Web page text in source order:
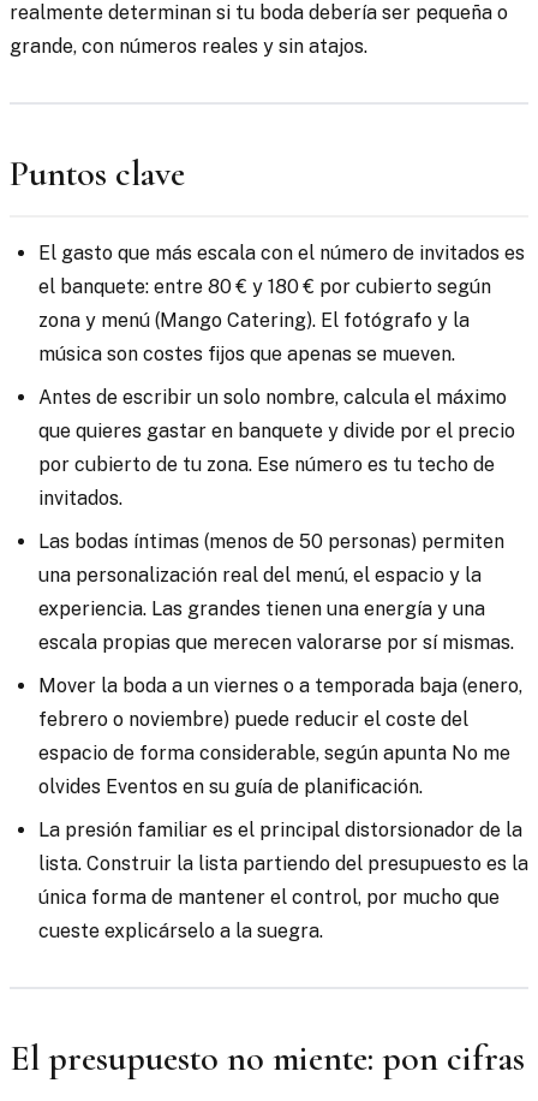
realmente determinan si tu boda debería ser pequeña o
grande, con números reales y sin atajos.
Puntos clave
El gasto que más escala con el número de invitados es
el banquete: entre 80 € y 180 € por cubierto según
zona y menú (Mango Catering). El fotógrafo y la
música son costes fijos que apenas se mueven.
Antes de escribir un solo nombre, calcula el máximo
que quieres gastar en banquete y divide por el precio
por cubierto de tu zona. Ese número es tu techo de
invitados.
Las bodas íntimas (menos de 50 personas) permiten
una personalización real del menú, el espacio y la
experiencia. Las grandes tienen una energía y una
escala propias que merecen valorarse por sí mismas.
Mover la boda a un viernes o a temporada baja (enero,
febrero o noviembre) puede reducir el coste del
espacio de forma considerable, según apunta No me
olvides Eventos en su guía de planificación.
La presión familiar es el principal distorsionador de la
lista. Construir la lista partiendo del presupuesto es la
única forma de mantener el control, por mucho que
cueste explicárselo a la suegra.
El presupuesto no miente: pon cifras